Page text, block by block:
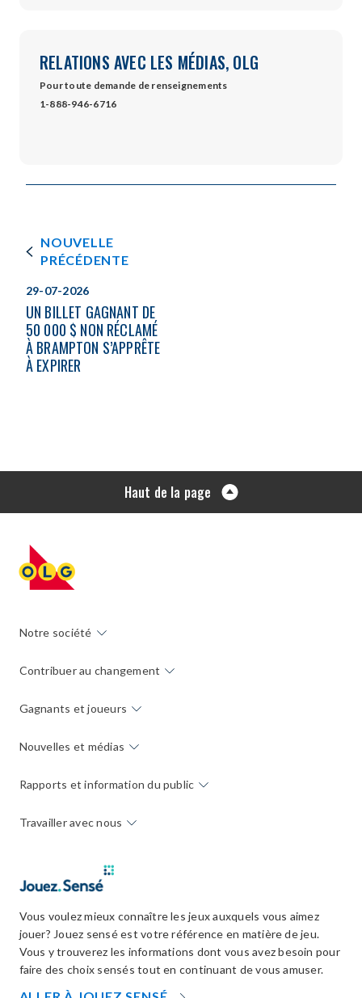
RELATIONS AVEC LES MÉDIAS, OLG
Pour toute demande de renseignements
1-888-946-6716
NOUVELLE
PRÉCÉDENTE
29-07-2026
UN BILLET GAGNANT DE
50 000 $ NON RÉCLAMÉ
À BRAMPTON S’APPRÊTE
À EXPIRER
Haut de la page
Notre société
Contribuer au changement
Gagnants et joueurs
Nouvelles et médias
Rapports et information du public
Travailler avec nous
Vous voulez mieux connaître les jeux auxquels vous aimez
jouer? Jouez sensé est votre référence en matière de jeu.
Vous y trouverez les informations dont vous avez besoin pour
faire des choix sensés tout en continuant de vous amuser.